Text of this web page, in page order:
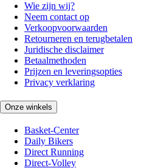
Wie zijn wij?
Neem contact op
Verkoopvoorwaarden
Retourneren en terugbetalen
Juridische disclaimer
Betaalmethoden
Prijzen en leveringsopties
Privacy verklaring
Onze winkels
Basket-Center
Daily Bikers
Direct Running
Direct-Volley